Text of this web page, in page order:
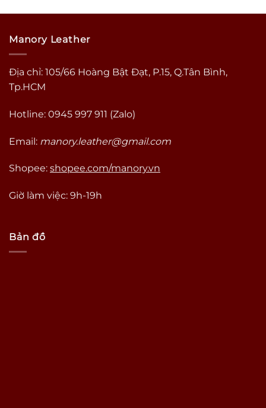
Manory Leather
Địa chỉ: 105/66 Hoàng Bật Đạt, P.15, Q.Tân Bình,
Tp.HCM
Hotline: 0945 997 911 (Zalo)
Email: manory.leather@gmail.com
Shopee: shopee.com/manory.vn
Giờ làm việc: 9h-19h
Bản đồ